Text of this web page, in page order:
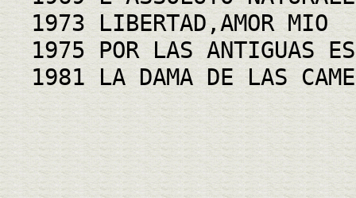
1973 LIBERTAD,AMOR MIO
1975 POR LAS ANTIGUAS
1981 LA DAMA DE LAS